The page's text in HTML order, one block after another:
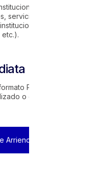
públicas
servicios, etc.)
etc.).
PDF al
o enviado.
Arriendo